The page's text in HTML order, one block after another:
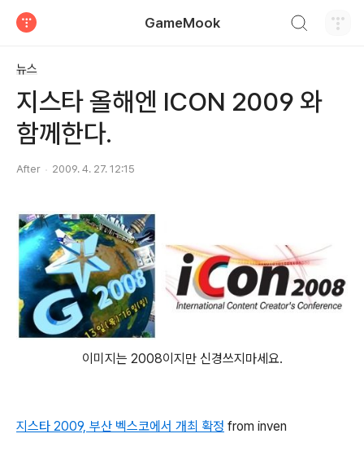
GameMook
뉴스
지스타 올해엔 ICON 2009 와
함께한다.
After 2009. 4. 27. 12:15
이미지는 2008이지만 신경쓰지마세요.
지스타 2009, 부산 벡스코에서 개최 확정 from inven